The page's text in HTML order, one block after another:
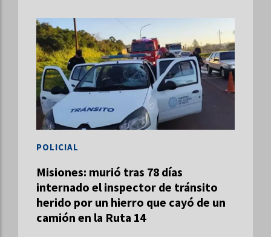
Misiones: murió tras 78 días
internado el inspector de tránsito
herido por un hierro que cayó de un
camión en la Ruta 14
POLICIAL